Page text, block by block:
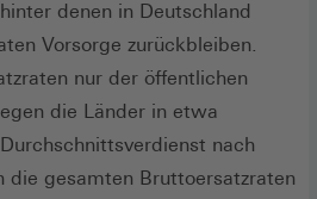
denen in Deutschland
Vorsorge zurückbleiben.
nur der öffentlichen
die Länder in etwa
nach
die gesamten Bruttoersatzraten